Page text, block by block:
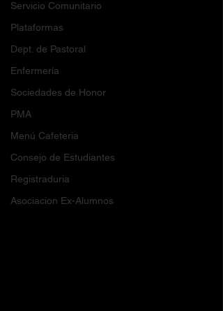
Servicio Comunitario
Plataformas
Dept. de Pastoral
Enfermería
Sociedades de Honor
PMA
Menú Cafeteria
Consejo de Estudiantes
Registraduria
Asociacion Ex-Alumnos